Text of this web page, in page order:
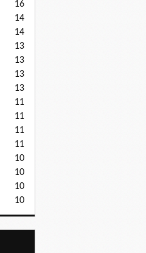
16
14
14
13
13
13
13
11
11
11
11
10
10
10
10